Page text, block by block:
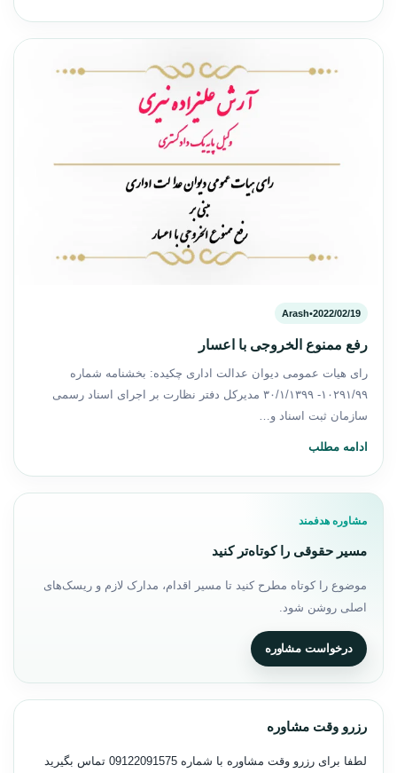
2022/02/19
•
Arash
رفع ممنوع الخروجی با اعسار
رای هیات عمومی دیوان عدالت اداری چکیده: بخشنامه شماره
۱۰۲۹۱/۹۹- ۳۰/۱/۱۳۹۹ مدیرکل دفتر نظارت بر اجرای اسناد رسمی
سازمان ثبت اسناد و…
ادامه مطلب
مشاوره هدفمند
مسیر حقوقی را کوتاه‌تر کنید
موضوع را کوتاه مطرح کنید تا مسیر اقدام، مدارک لازم و ریسک‌های
اصلی روشن شود.
درخواست مشاوره
رزرو وقت مشاوره
لطفا برای رزرو وقت مشاوره با شماره 09122091575 تماس بگیرید